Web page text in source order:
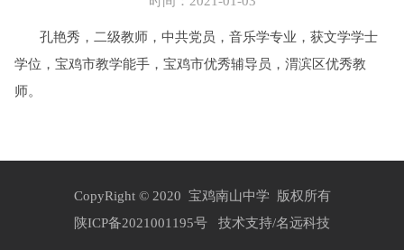
孔艳秀，二级教师，中共党员，音乐学专业，获文学学士
学位，宝鸡市教学能手，宝鸡市优秀辅导员，渭滨区优秀教
师。
CopyRight © 2020 宝鸡南山中学 版权所有
陕ICP备2021001195号
技术支持/名远科技